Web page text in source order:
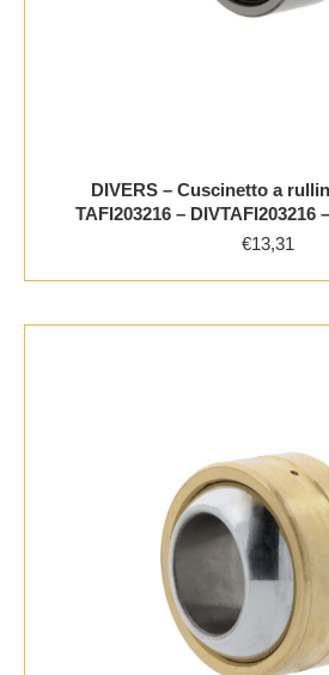
DIVERS – Cuscinetto a
TAFI203216 – DIVTAFI203216
€13,31